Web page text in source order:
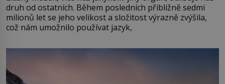
druh od ostatních. Během posledních přibližně sedmi
milionů let se jeho velikost a složitost výrazně zvýšila,
což nám umožnilo používat jazyk,